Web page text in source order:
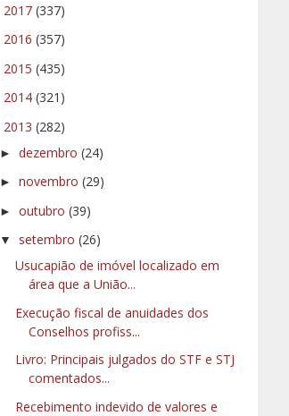
2017 (337)
2016 (357)
2015 (435)
2014 (321)
2013 (282)
► dezembro (24)
► novembro (29)
► outubro (39)
▼ setembro (26)
Usucapião de imóvel localizado em
área que a União...
Execução fiscal de anuidades dos
Conselhos profiss...
Livro: Principais julgados do STF e STJ
comentados...
Recebimento indevido de valores e